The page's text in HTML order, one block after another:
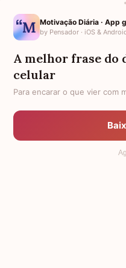
visualizações em apenas
de K-pop mais assistido
7. (G)I-dle
Motivação Diária · App
by Pensador · iOS &
A melhor frase do
celular
Para encarar o que vier com